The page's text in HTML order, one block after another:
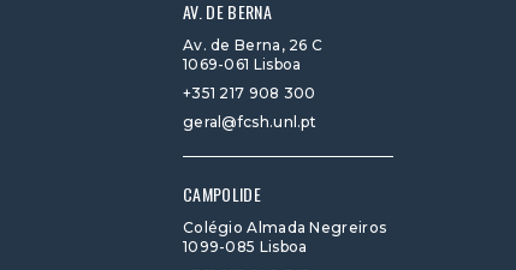
AV. DE BERNA
Av. de Berna, 26 C
1069-061 Lisboa
+351 217 908 300
geral@fcsh.unl.pt
CAMPOLIDE
Colégio Almada Negreiros
1099-085 Lisboa